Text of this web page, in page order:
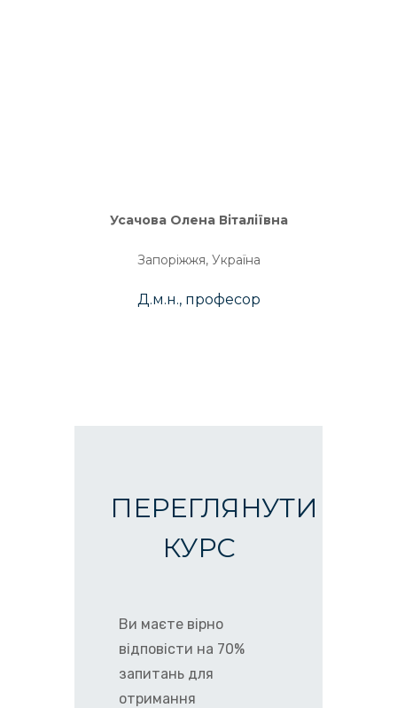
Усачова Олена Віталіївна
Запоріжжя, Україна
Д.м.н., професор
ПЕРЕГЛЯНУТИ
КУРС
Ви маєте вірно
відповісти на 70%
запитань для
отримання